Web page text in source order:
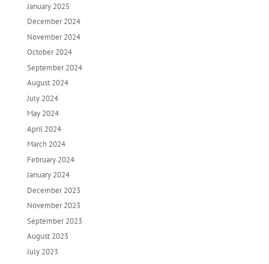
January 2025
December 2024
November 2024
October 2024
September 2024
August 2024
July 2024
May 2024
April 2024
March 2024
February 2024
January 2024
December 2023
November 2023
September 2023
August 2023
July 2023